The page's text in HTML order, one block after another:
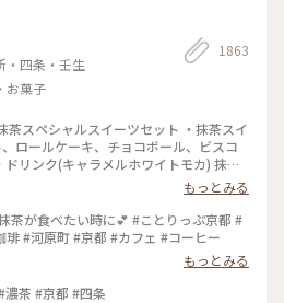
・四条・壬生
お菓子
1863
茶スペシャルスイーツセット ・抹茶スイ
ロールケーキ、チョコボール、ビスコ
ドリンク(キャラメルホワイトモカ) 抹茶
そうです。 フォークを2本用意して頂い
完食でした。 #TEO KAFON#抹茶三昧#
のおでかけ
もっとみる
茶が食べたい時に💕 #ことりっぷ京都 #
琲 #河原町 #京都 #カフェ #コーヒー
もっとみる
濃茶 #京都 #四条